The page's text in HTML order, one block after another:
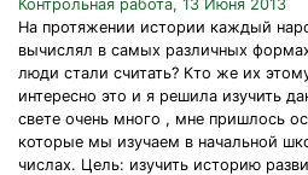
Контрольная работа, 13 Июня 2013
На протяжении истории каждый
вычислял в самых различных
люди стали считать? Кто же их
интересно это и я решила изучить
свете очень много , мне пришлось
которые мы изучаем в начальной
числах. Цель: изучить историю